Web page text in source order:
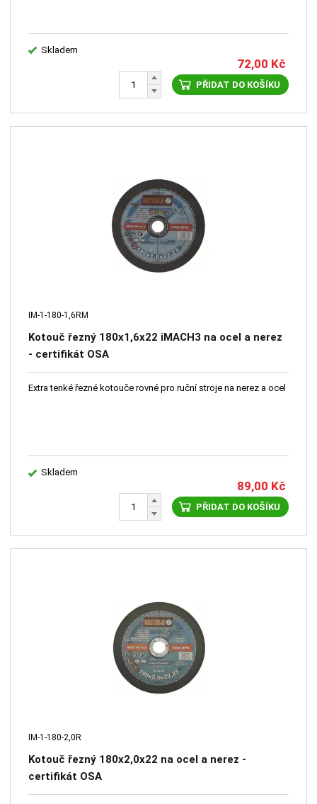
Skladem
72,00 Kč
PŘIDAT DO KOŠÍKU
IM-1-180-1,6RM
Kotouč řezný 180x1,6x22 iMACH3 na ocel a nerez
- certifikát OSA
Extra tenké řezné kotouče rovné pro ruční stroje na nerez a ocel
Skladem
89,00 Kč
PŘIDAT DO KOŠÍKU
IM-1-180-2,0R
Kotouč řezný 180x2,0x22 na ocel a nerez -
certifikát OSA